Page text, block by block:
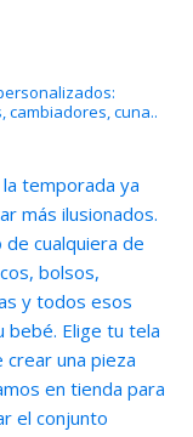
cambiadores, cuna..